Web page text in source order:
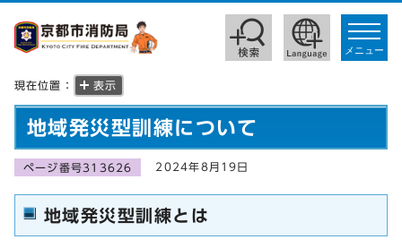
toggle
メニュー
現在位置： 表示
地域発災型訓練について
ページ番号313626 2024年8月19日
地域発災型訓練とは